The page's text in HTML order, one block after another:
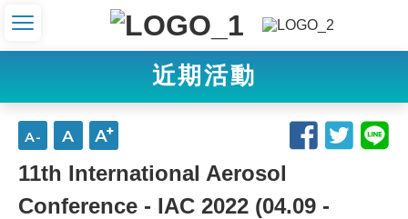
近期活動
11th International Aerosol
Conference - IAC 2022 (04.09 -